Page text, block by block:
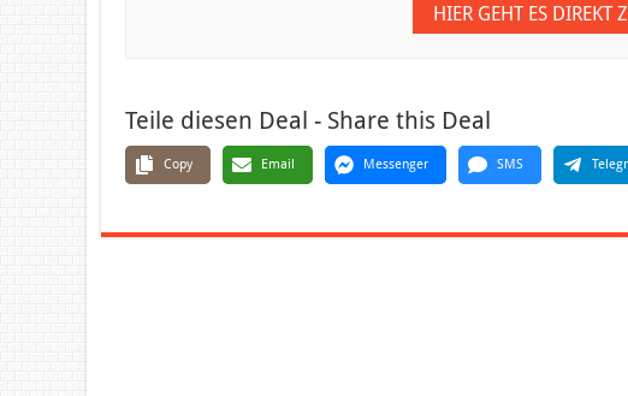
HIER GEHT ES
Teile diesen Deal - Share this Deal
Copy Email Messenger SMS